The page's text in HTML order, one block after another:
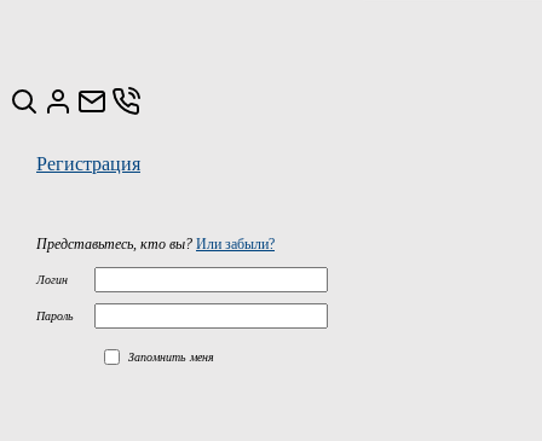
Регистрация
Представьтесь, кто вы? Или забыли?
Логин
Пароль
Запомнить меня